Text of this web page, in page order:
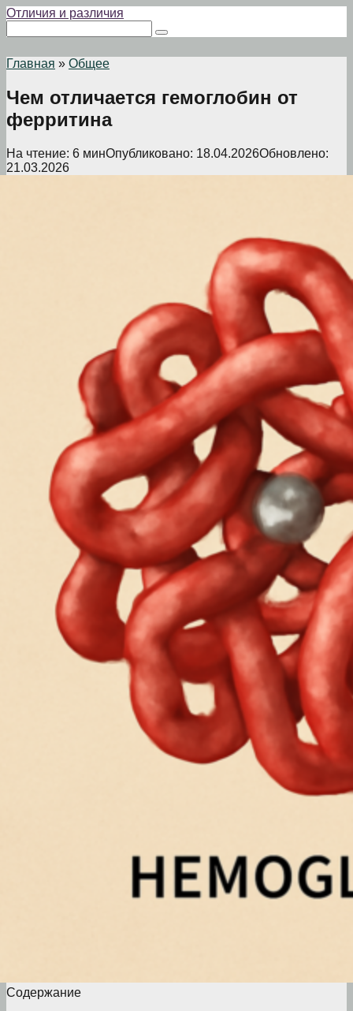
Перейти
контенту
Отличия и различия
Главная » Общее
Чем отличается гемоглобин от
ферритина
На чтение: 6 минОпубликовано: 18.04.2026Обновлено:
21.03.2026
Содержание